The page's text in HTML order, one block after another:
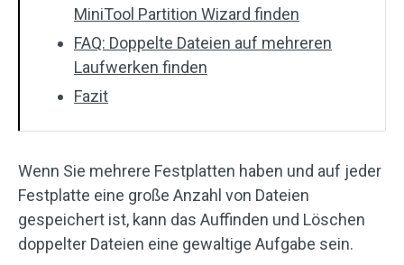
MiniTool Partition Wizard finden
FAQ: Doppelte Dateien auf mehreren
Laufwerken finden
Fazit
Wenn Sie mehrere Festplatten haben und auf jeder
Festplatte eine große Anzahl von Dateien
gespeichert ist, kann das Auffinden und Löschen
doppelter Dateien eine gewaltige Aufgabe sein.